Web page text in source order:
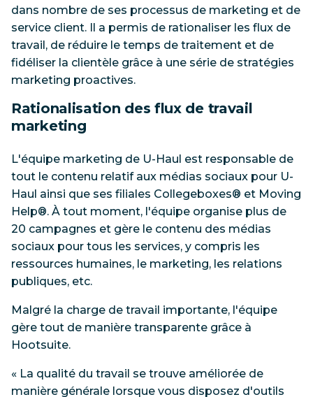
dans nombre de ses processus de marketing et de
service client. Il a permis de rationaliser les flux de
travail, de réduire le temps de traitement et de
fidéliser la clientèle grâce à une série de stratégies
marketing proactives.
Rationalisation des flux de travail
marketing
L'équipe marketing de U-Haul est responsable de
tout le contenu relatif aux médias sociaux pour U-
Haul ainsi que ses filiales Collegeboxes® et Moving
Help®. À tout moment, l'équipe organise plus de
20 campagnes et gère le contenu des médias
sociaux pour tous les services, y compris les
ressources humaines, le marketing, les relations
publiques, etc.
Malgré la charge de travail importante, l'équipe
gère tout de manière transparente grâce à
Hootsuite.
« La qualité du travail se trouve améliorée de
manière générale lorsque vous disposez d'outils